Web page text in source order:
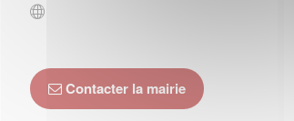
Contacter la mairie